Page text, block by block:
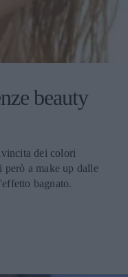
beauty
dei colori
però a make up dalle
bagnato.